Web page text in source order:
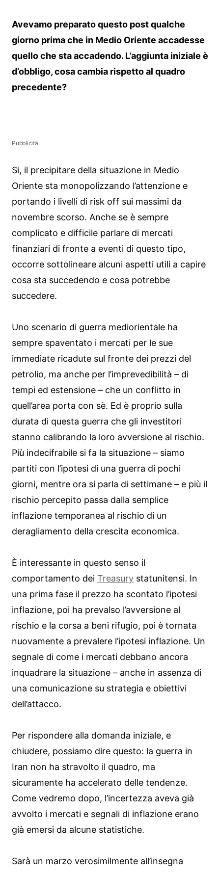
Avevamo preparato questo post qualche
giorno prima che in Medio Oriente accadesse
quello che sta accadendo. L’aggiunta iniziale è
d’obbligo, cosa cambia rispetto al quadro
precedente?
Pubblicità
Si, il precipitare della situazione in Medio
Oriente sta monopolizzando l’attenzione e
portando i livelli di risk off sui massimi da
novembre scorso. Anche se è sempre
complicato e difficile parlare di mercati
finanziari di fronte a eventi di questo tipo,
occorre sottolineare alcuni aspetti utili a capire
cosa sta succedendo e cosa potrebbe
succedere.
Uno scenario di guerra mediorientale ha
sempre spaventato i mercati per le sue
immediate ricadute sul fronte dei prezzi del
petrolio, ma anche per l’imprevedibilità – di
tempi ed estensione – che un conflitto in
quell’area porta con sè. Ed è proprio sulla
durata di questa guerra che gli investitori
stanno calibrando la loro avversione al rischio.
Più indecifrabile si fa la situazione – siamo
partiti con l’ipotesi di una guerra di pochi
giorni, mentre ora si parla di settimane – e più il
rischio percepito passa dalla semplice
inflazione temporanea al rischio di un
deragliamento della crescita economica.
È interessante in questo senso il
comportamento dei Treasury statunitensi. In
una prima fase il prezzo ha scontato l’ipotesi
inflazione, poi ha prevalso l’avversione al
rischio e la corsa a beni rifugio, poi è tornata
nuovamente a prevalere l’ipotesi inflazione. Un
segnale di come i mercati debbano ancora
inquadrare la situazione – anche in assenza di
una comunicazione su strategia e obiettivi
dell’attacco.
Per rispondere alla domanda iniziale, e
chiudere, possiamo dire questo: la guerra in
Iran non ha stravolto il quadro, ma
sicuramente ha accelerato delle tendenze.
Come vedremo dopo, l’incertezza aveva già
avvolto i mercati e segnali di inflazione erano
già emersi da alcune statistiche.
Sarà un marzo verosimilmente all’insegna